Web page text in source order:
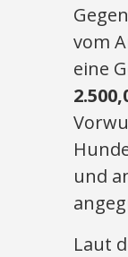
vom
eine
und
Laut